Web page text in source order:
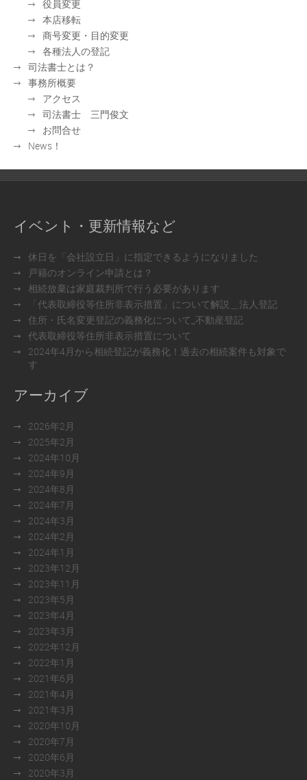
役員変更
本店移転
商号変更・目的変更
各種法人の登記
司法書士とは？
事務所概要
アクセス
司法書士 三門俊文
お問合せ
News！
イベント・更新情報など
休日を「会社設立日」に指定できるようになりました
戸籍のオンライン申請とは？
相続放棄は家庭裁判所で行う必要があります
「代表取締役等住所非表示措置」について解説＿法人登記
住所・氏名変更登記の義務化について_不動産登記
代表取締役等住所非表示措置について
2024年4月から相続登記が義務化！過去の相続案件も対象で
す
アーカイブ
2026年2月
2025年2月
2024年10月
2024年9月
2024年8月
2024年7月
2024年3月
2024年2月
2024年1月
2023年12月
2023年11月
2023年5月
2023年4月
2023年3月
2022年12月
2022年1月
2021年6月
2021年4月
2021年3月
2020年10月
2020年7月
2020年6月
2020年3月